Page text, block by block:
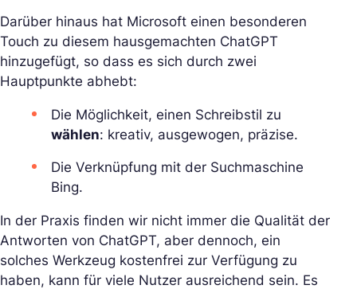
Darüber hinaus hat Microsoft einen besonderen
Touch zu diesem hausgemachten ChatGPT
hinzugefügt, so dass es sich durch zwei
Hauptpunkte abhebt:
Die Möglichkeit, einen Schreibstil zu
wählen: kreativ, ausgewogen, präzise.
Die Verknüpfung mit der Suchmaschine
Bing.
In der Praxis finden wir nicht immer die Qualität der
Antworten von ChatGPT, aber dennoch, ein
solches Werkzeug kostenfrei zur Verfügung zu
haben, kann für viele Nutzer ausreichend sein. Es